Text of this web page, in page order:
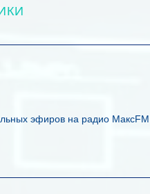
эфиров на радио МаксFM